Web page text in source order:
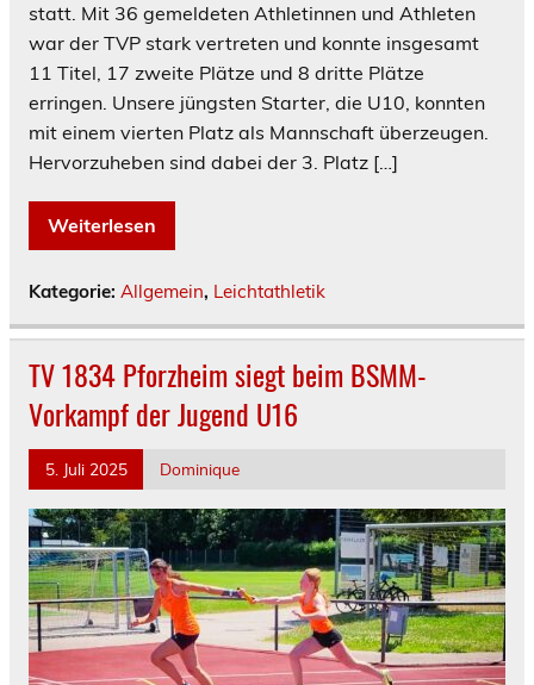
statt. Mit 36 gemeldeten Athletinnen und Athleten
war der TVP stark vertreten und konnte insgesamt
11 Titel, 17 zweite Plätze und 8 dritte Plätze
erringen. Unsere jüngsten Starter, die U10, konnten
mit einem vierten Platz als Mannschaft überzeugen.
Hervorzuheben sind dabei der 3. Platz […]
Weiterlesen
Kategorie: Allgemein, Leichtathletik
TV 1834 Pforzheim siegt beim BSMM-
Vorkampf der Jugend U16
5. Juli 2025 Dominique